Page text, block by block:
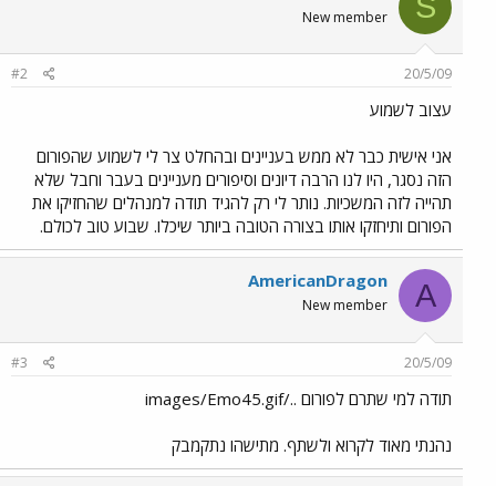
New member
20/5/09
#2
עצוב לשמוע
אני אישית כבר לא ממש בעניינים ובהחלט צר לי לשמוע שהפורום
הזה נסגר, היו לנו הרבה דיונים וסיפורים מעניינים בעבר וחבל שלא
תהייה לזה המשכיות. נותר לי רק להגיד תודה למנהלים שהחזיקו את
הפורום ותיחזקו אותו בצורה הטובה ביותר שיכלו. שבוע טוב לכולם.
A
AmericanDragon
New member
20/5/09
#3
תודה למי שתרם לפורום ../images/Emo45.gif
נהנתי מאוד לקרוא ולשתף. מתישהו נתקמבק